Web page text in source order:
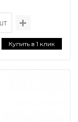
Купить в 1 клик